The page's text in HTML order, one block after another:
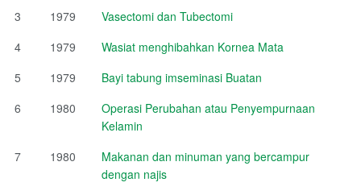
3
1979
Vasectomi dan Tubectomi
4
1979
Wasiat menghibahkan Kornea Mata
5
1979
Bayi tabung imseminasi Buatan
6
1980
Operasi Perubahan atau Penyempurnaan
Kelamin
7
1980
Makanan dan minuman yang bercampur
dengan najis